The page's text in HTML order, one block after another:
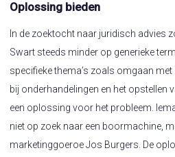
Oplossing bieden
In de zoektocht naar juridisch advies
Swart steeds minder op generieke
specifieke thema’s zoals omgaan
bij onderhandelingen en het opstellen
een oplossing voor het probleem.
niet op zoek naar een boormachine,
marketinggoeroe Jos Burgers. De